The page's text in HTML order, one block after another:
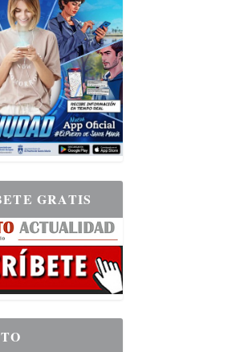
GRATIS